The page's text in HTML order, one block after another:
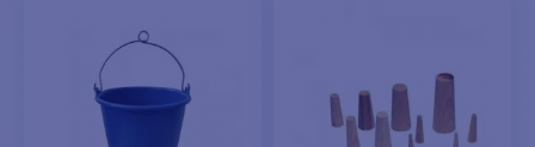
PANIER